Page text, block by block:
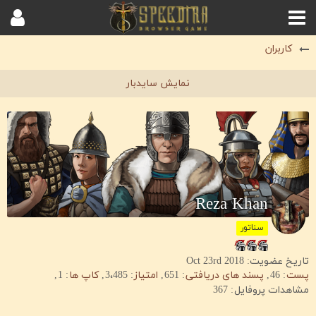
کاربران
Reza Khan
سناتور
تاریخ عضویت: Oct 23rd 2018
پست 46 پسند های دریافتی 651 امتیاز 3،485 کاپ ها 1
مشاهدات پروفایل 367